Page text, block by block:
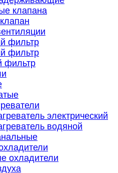
клапана
фильтр
фильтр
фильтр
электрический
водяной
охладители